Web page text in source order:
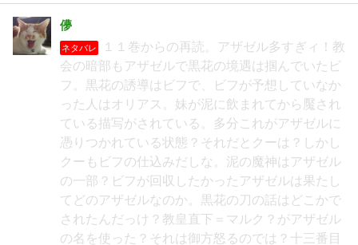
儚
ネタバレ
１１巻からの再読。アザゼル多すぎィ！教
会の暗部もアザゼルで黒花の境遇は掴んでいたビ
フ。黒花の誘導はビフで、ビフが予想していなか
った人はオリアス。妹が泥に飲まれてから魘され
ている描写がされている。多分これがアザゼルに
憑りつかれている状態？それだとクーは？しかし
クーもビフの仕込みだしな。泥の魔神はアザゼル
の一部？ビフが回収したかったアザゼルは果たし
てどのアザゼルなのか。黒花の刀の話はどこかで
されたんだっけ？教皇直下＝マルク？がアザゼル
の名を使った？それは御方怒るのでは？十三番目